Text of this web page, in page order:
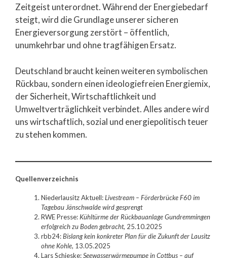
Zeitgeist unterordnet. Während der Energiebedarf
steigt, wird die Grundlage unserer sicheren
Energieversorgung zerstört – öffentlich,
unumkehrbar und ohne tragfähigen Ersatz.
Deutschland braucht keinen weiteren symbolischen
Rückbau, sondern einen ideologiefreien Energiemix,
der Sicherheit, Wirtschaftlichkeit und
Umweltverträglichkeit verbindet. Alles andere wird
uns wirtschaftlich, sozial und energiepolitisch teuer
zu stehen kommen.
Quellenverzeichnis
Niederlausitz Aktuell:Livestream – Förderbrücke F60 im
Tagebau Jänschwalde wird gesprengt
RWE Presse: Kühltürme der Rückbauanlage Gundremmingen
erfolgreich zu Boden gebracht, 25.10.2025
rbb24:Bislang kein konkreter Plan für die Zukunft der Lausitz
ohne Kohle, 13.05.2025
Lars Schieske:Seewasserwärmepumpe in Cottbus – auf